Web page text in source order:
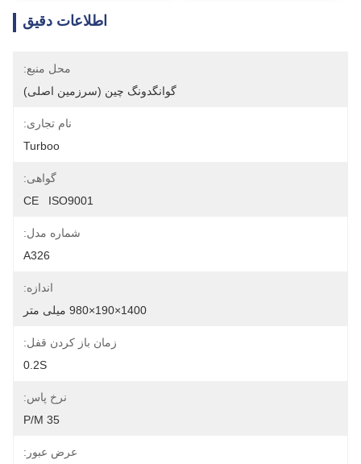
اطلاعات دقیق
محل منبع:
گوانگدونگ چین (سرزمین اصلی)
نام تجاری:
Turboo
گواهی:
CE   ISO9001
شماره مدل:
A326
اندازه:
1400×190×980 میلی متر
زمان باز کردن قفل:
0.2S
نرخ پاس:
35 P/m
عرض عبور: